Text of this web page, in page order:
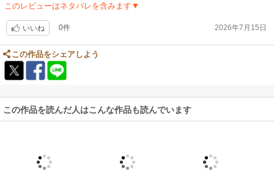
このレビューはネタバレを含みます▼
いいね 0件 2026年7月15日
この作品をシェアしよう
この作品を読んだ人はこんな作品も読んでいます